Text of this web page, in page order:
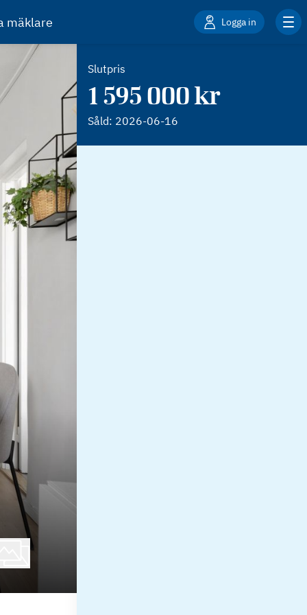
mäklare Logga in
Slutpris
1 595 000 kr
Såld: 2026-06-16